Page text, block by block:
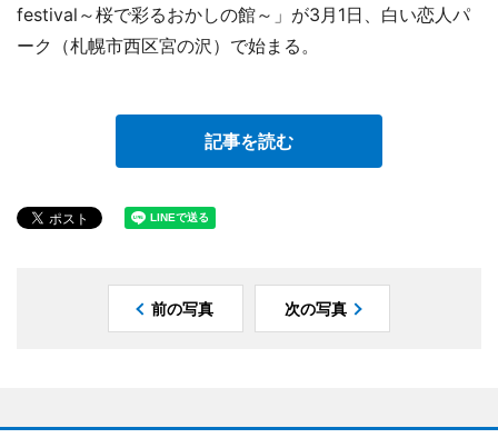
festival～桜で彩るおかしの館～」が3月1日、白い恋人パ
ーク（札幌市西区宮の沢）で始まる。
記事を読む
前の写真 次の写真